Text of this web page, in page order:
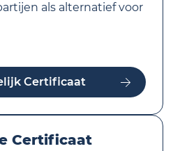
als alternatief voor
Certificaat
Certificaat